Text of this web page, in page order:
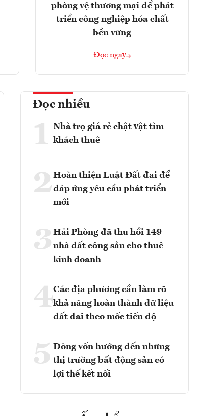
phòng vệ thương mại để phát
triển công nghiệp hóa chất
bền vững
Đọc ngay
Đọc nhiều
1 Nhà trọ giá rẻ chật vật tìm
khách thuê
2Hoàn thiện Luật Đất đai để
đáp ứng yêu cầu phát triển
mới
3 Hải Phòng đã thu hồi 149
nhà đất công sản cho thuê
kinh doanh
4Các địa phương cần làm rõ
khả năng hoàn thành dữ liệu
đất đai theo mốc tiến độ
5 Dòng vốn hướng đến những
thị trường bất động sản có
lợi thế kết nối